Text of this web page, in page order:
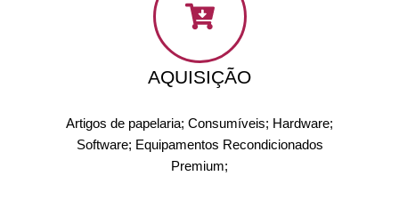
AQUISIÇÃO
Artigos de papelaria; Consumíveis; Hardware;
Software; Equipamentos Recondicionados
Premium;